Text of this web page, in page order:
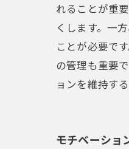
れることが重
くします。一
ことが必要で
の管理も重要
ョンを維持す
モチベーショ